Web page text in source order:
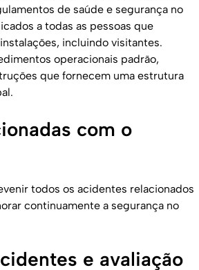
de saúde e segurança no
a todas as pessoas que
incluindo visitantes.
operacionais padrão,
que fornecem uma estrutura
com o
todos os acidentes relacionados
continuamente a segurança no
e avaliação